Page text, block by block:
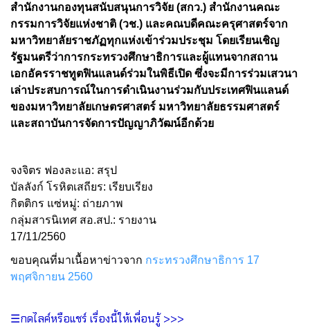
สำนักงานกองทุนสนับสนุนการวิจัย (สกว.) สำนักงานคณะ
กรรมการวิจัยแห่งชาติ (วช.) และคณบดีคณะครุศาสตร์จาก
มหาวิทยาลัยราชภัฏทุกแห่งเข้าร่วมประชุม โดยเรียนเชิญ
รัฐมนตรีว่าการกระทรวงศึกษาธิการและผู้แทนจากสถาน
เอกอัครราชทูตฟินแลนด์ร่วมในพิธีเปิด ซึ่งจะมีการร่วมเสวนา
เล่าประสบการณ์ในการดำเนินงานร่วมกับประเทศฟินแลนด์
ของมหาวิทยาลัยเกษตรศาสตร์ มหาวิทยาลัยธรรมศาสตร์
และสถาบันการจัดการปัญญาภิวัฒน์อีกด้วย
จงจิตร ฟองละแอ: สรุป
บัลลังก์ โรหิตเสถียร: เรียบเรียง
กิตติกร แซ่หมู่: ถ่ายภาพ
กลุ่มสารนิเทศ สอ.สป.: รายงาน
17/11/2560
ขอบคุณที่มาเนื้อหาข่าวจาก กระทรวงศึกษาธิการ 17
พฤศจิกายน 2560
☰กดไลค์หรือแชร์ เรื่องนี้ให้เพื่อนรู้ >>>